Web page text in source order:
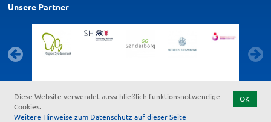
Unsere Partner
Kontakt Feedback zur Barrierefreiheit Datenschutz
OK
Diese Website verwendet ausschließlich funktionsnotwendige
Cookies.
Weitere Hinweise zum Datenschutz auf dieser Seite